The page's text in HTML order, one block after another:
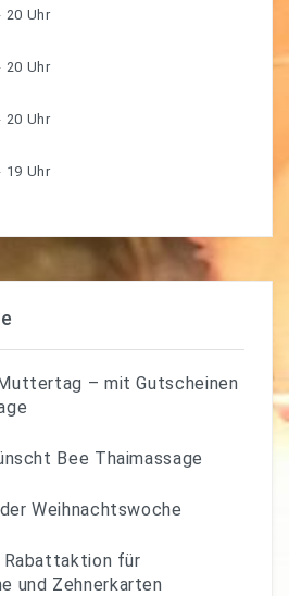
20 Uhr
20 Uhr
20 Uhr
19 Uhr
– mit Gutscheinen
Bee Thaimassage
Weihnachtswoche
für
und Zehnerkarten